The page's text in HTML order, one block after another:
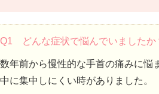
Q1 どんな症状で悩んでいましたか
数年前から慢性的な手首の痛みに悩
中に集中しにくい時がありました。